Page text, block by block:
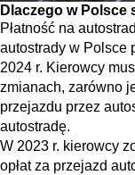
Dlaczego w Polsce
Płatność na
autostrady w Polsce
2024 r. Kierowcy
zmianach, zarówno
przejazdu przez
autostradę.
W 2023 r. kierowcy
opłat za przejazd